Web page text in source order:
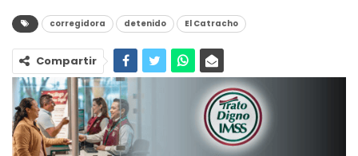
corregidora detenido El Catracho
Compartir